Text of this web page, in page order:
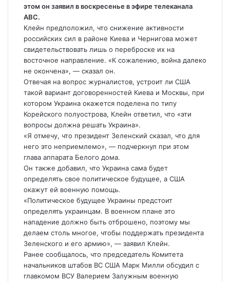
этом он заявил в воскресенье в эфире телеканала
ABC.
Клейн предположил, что снижение активности
российских сил в районе Киева и Чернигова может
свидетельствовать лишь о переброске их на
восточное направление. «К сожалению, война далеко
не окончена», — сказал он.
Отвечая на вопрос журналистов, устроит ли США
такой вариант договоренностей Киева и Москвы, при
котором Украина окажется поделена по типу
Корейского полуострова, Клейн ответил, что «эти
вопросы должна решать Украина».
«Я отмечу, что президент Зеленский сказал, что для
него это неприемлемо», — подчеркнул при этом
глава аппарата Белого дома.
Он также добавил, что Украина сама будет
определять свое политическое будущее, а США
окажут ей военную помощь.
«Политическое будущее Украины предстоит
определять украинцам. В военном плане это
нападение должно быть отброшено, поэтому мы
делаем столь многое, чтобы поддержать президента
Зеленского и его армию», — заявил Клейн.
Ранее сообщалось, что председатель Комитета
начальников штабов ВС США Марк Милли обсудил с
главкомом ВСУ Валерием Залужным военную